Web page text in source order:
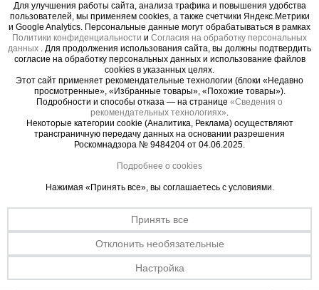
Купить
Стойка телескопическая для опалубки оцинкованная 4.2
Для улучшения работы сайта, анализа трафика и повышения удобства
пользователей, мы применяем cookies, а также счетчики Яндекс.Метрики
и Google Analytics. Персональные данные могут обрабатываться в рамках
Политики конфиденциальности и Согласия на обработку персональных
данных . Для продолжения использования сайта, вы должны подтвердить
согласие на обработку персональных данных и использование файлов
cookies в указанных целях.
Этот сайт применяет рекомендательные технологии (блоки «Недавно
просмотренные», «Избранные товары», «Похожие товары»).
Подробности и способы отказа — на странице «Сведения о
рекомендательных технологиях».
Некоторые категории cookie (Аналитика, Реклама) осуществляют
трансграничную передачу данных на основании разрешения
Роскомнадзора № 9484204 от 04.06.2025.
Подробнее о cookies
Нажимая «Принять все», вы соглашаетесь с условиями.
Принять все
Отклонить необязательные
Настройка